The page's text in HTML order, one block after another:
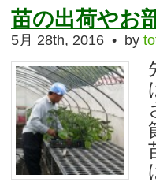
苗の出荷やお
5月 28th, 2016 • by